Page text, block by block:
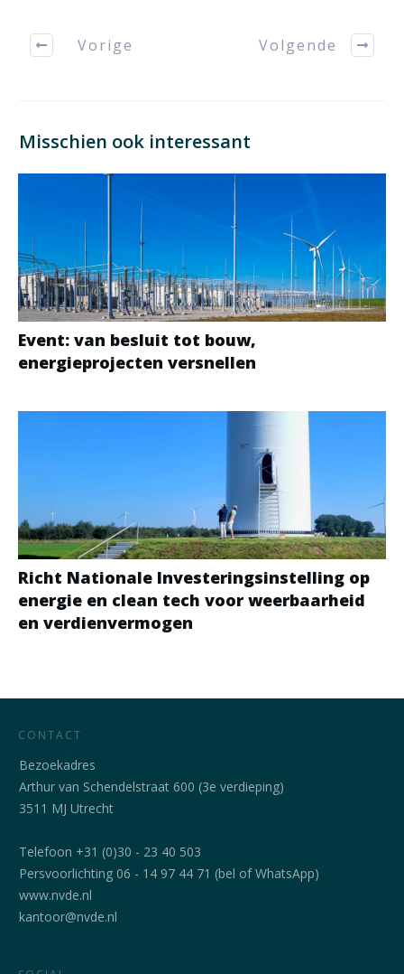
Vorige Volgende
Misschien ook interessant
Event: van besluit tot bouw,
energieprojecten versnellen
Richt Nationale Investeringsinstelling op
energie en clean tech voor weerbaarheid
en verdienvermogen
CONTACT
Bezoekadres
Arthur van Schendelstraat 600 (3e verdieping)
3511 MJ Utrecht
Telefoon +31 (0)30 - 23 40 503
Persvoorlichting 06 - 14 97 44 71 (bel of WhatsApp)
www.nvde.nl
kantoor@nvde.nl